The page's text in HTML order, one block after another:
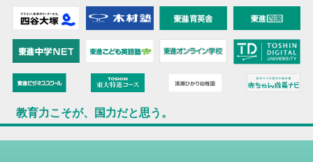
教育力こそが、国力だと思う。